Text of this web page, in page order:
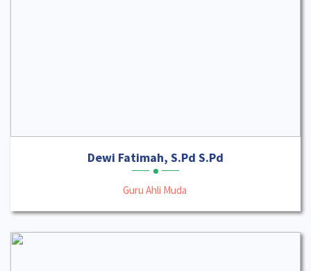
Dewi Fatimah, S.Pd S.Pd
Guru Ahli Muda